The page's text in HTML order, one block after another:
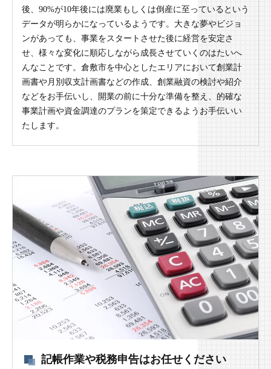
後、90%が10年後には廃業もしくは倒産に至っているという
データが明らかになっているようです。大きな夢やビジョ
ンがあっても、事業をスタートさせた後に経営を安定さ
せ、様々な変化に順応しながら成長させていくのはたいへ
んなことです。倉敷市を中心としたエリアにおいて創業計
画書や月別収支計画書などの作成、創業融資の検討や紹介
などをお手伝いし、開業の前に十分な準備を整え、的確な
事業計画や資金調達のプランを策定できるようお手伝いい
たします。
記帳作業や税務申告はお任せください